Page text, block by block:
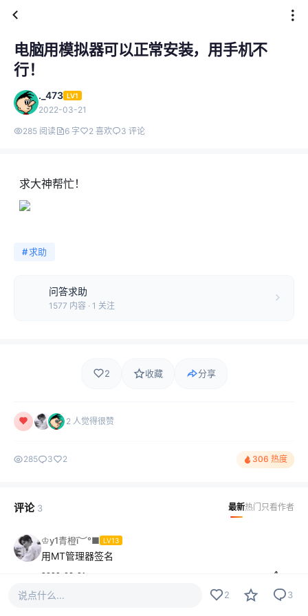
电脑用模拟器可以正常安装，用手机不
行！
._473 LV1
2022-03-21
285 阅读 6 字 2 喜欢 3 评论
求大神帮忙！
#求助
问答求助
1577 内容 · 1 关注
2 收藏 分享
2 人觉得很赞
285 3 2 306 热度
评论 3 最新热门 只看作者
♔y1青橙ī︶°■ LV13
用MT管理器签名
2022-03-21
说点什么... 2 3